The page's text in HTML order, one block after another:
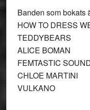
Banden som bokats
HOW TO DRESS
TEDDYBEARS
ALICE BOMAN
FEMTASTIC
CHLOE MARTINI
VULKANO